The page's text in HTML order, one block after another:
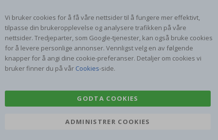
Vi bruker cookies for å få våre nettsider til å fungere mer effektivt,
tilpasse din brukeropplevelse og analysere trafikken på våre
nettsider. Tredjeparter, som Google-tjenester, kan også bruke cookies
for å levere personlige annonser. Vennligst velg en av følgende
knapper for å angi dine cookie-preferanser. Detaljer om cookies vi
bruker finner du på vår Cookies-side.
GODTA COOKIES
ADMINISTRER COOKIES